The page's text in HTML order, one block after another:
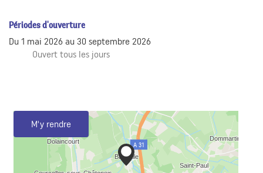
Périodes d'ouverture
Du 1 mai 2026 au 30 septembre 2026
Ouvert tous les jours
M'y rendre